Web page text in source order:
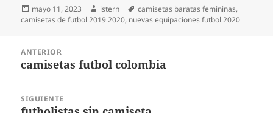
Publicado
el
mayo 11, 2023 Autor
istern Etiquetas
camisetas baratas femininas,
camisetas de futbol 2019 2020, nuevas equipaciones futbol 2020
entradas
ANTERIOR
Entrada
camisetas futbol colombia
SIGUIENTE